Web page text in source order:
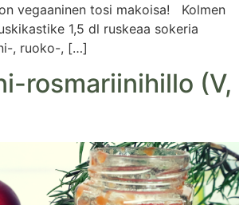
vegaaninen tosi makoisa! Kolmen
1,5 dl ruskeaa sokeria
, ruoko-, […]
rosmariinihillo (V,